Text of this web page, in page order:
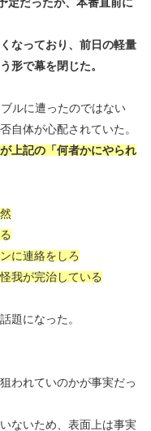
なっており、前日の軽量
形で幕を閉じた。
ルに遭ったのではない
自体が心配されていた。
上記の「何者かにやられ
に連絡をしろ
我が完治している
題になった。
われていのかが事実だっ
ないため、表面上は事実